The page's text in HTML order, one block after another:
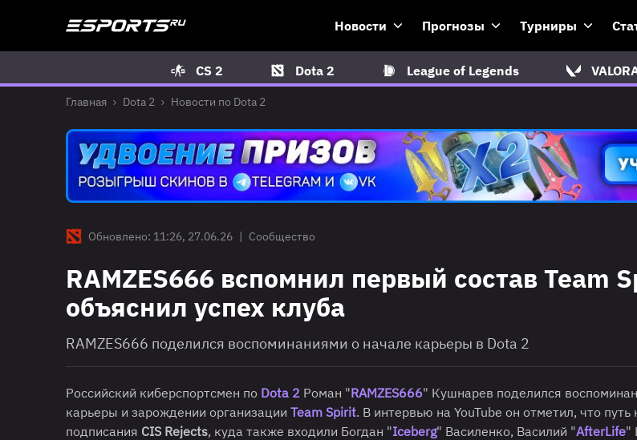
Новости Прогнозы Турниры
CS 2 Dota 2 League of Legends
Главная Dota 2 Новости по Dota 2
Обновлено: 11:26, 27.06.26 | Сообщество
RAMZES666 вспомнил первый состав Team
объяснил успех клуба
RAMZES666 поделился воспоминаниями о начале карьеры в Dota 2
Российский киберспортсмен по Dota 2 Роман "RAMZES666" Кушнарев поделился
карьеры и зарождении организации Team Spirit. В интервью на YouTube он отметил, что путь
подписания CIS Rejects, куда также входили Богдан "Iceberg" Василенко, Василий "AfterLife"